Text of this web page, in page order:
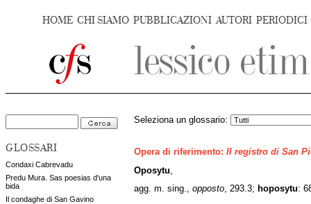
HOME CHI SIAMO PUBBLICAZIONI AUTORI PERIODICI
GLOSSARI
Condaxi Cabrevadu
Predu Mura. Sas poesias d'una
bida
Il condaghe di San Gavino
Seleziona un glossario:
Opera di riferimento: Il registro di San
Oposytu
agg. m. sing., opposto, 293.3; hoposytu: